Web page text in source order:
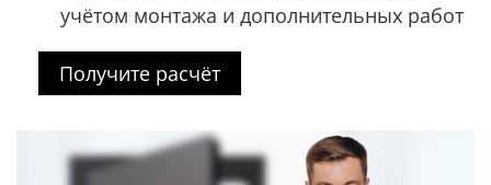
учётом монтажа и дополнительных работ
Получите расчёт